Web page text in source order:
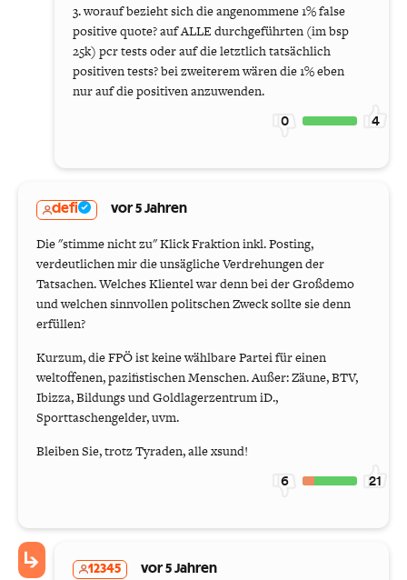
3. worauf bezieht sich die angenommene 1% false
positive quote? auf ALLE durchgeführten (im bsp
25k) pcr tests oder auf die letztlich tatsächlich
positiven tests? bei zweiterem wären die 1% eben
nur auf die positiven anzuwenden.
0 4
defi vor 5 Jahren
Die "stimme nicht zu" Klick Fraktion inkl. Posting,
verdeutlichen mir die unsägliche Verdrehungen der
Tatsachen. Welches Klientel war denn bei der Großdemo
und welchen sinnvollen politschen Zweck sollte sie denn
erfüllen?
Kurzum, die FPÖ ist keine wählbare Partei für einen
weltoffenen, pazifistischen Menschen. Außer: Zäune, BTV,
Ibizza, Bildungs und Goldlagerzentrum iD.,
Sporttaschengelder, uvm.
Bleiben Sie, trotz Tyraden, alle xsund!
6 21
12345 vor 5 Jahren